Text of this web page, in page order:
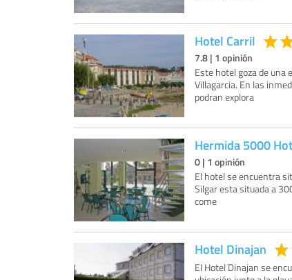
Hotel Carril
7.8 | 1 opinión
Este hotel goza de una
Villagarcia. En las
podran explora
Hermida 5000
0 | 1 opinión
El hotel se encuentra
Silgar esta situada a
come
Hotel Dinajan
El Hotel Dinajan se